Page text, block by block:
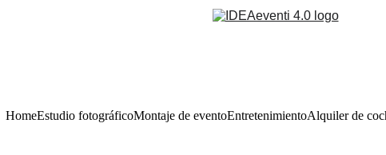
HomeEstudio fotográficoMontaje de eventoEntretenimientoAlquiler de